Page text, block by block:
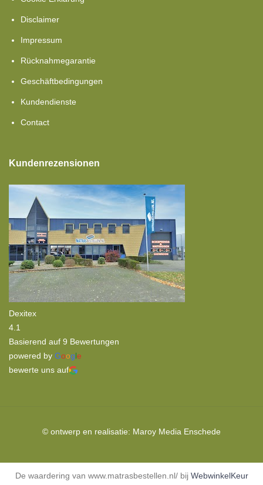
Disclaimer
Impressum
Rücknahmegarantie
Geschäftbedingungen
Kundendienste
Contact
Kundenrezensionen
Dexitex
4.1
Basierend auf 9 Bewertungen
powered by Google
bewerte uns auf
© ontwerp en realisatie: Maroy Media Enschede
De waardering van www.matrasbestellen.nl/ bij WebwinkelKeur